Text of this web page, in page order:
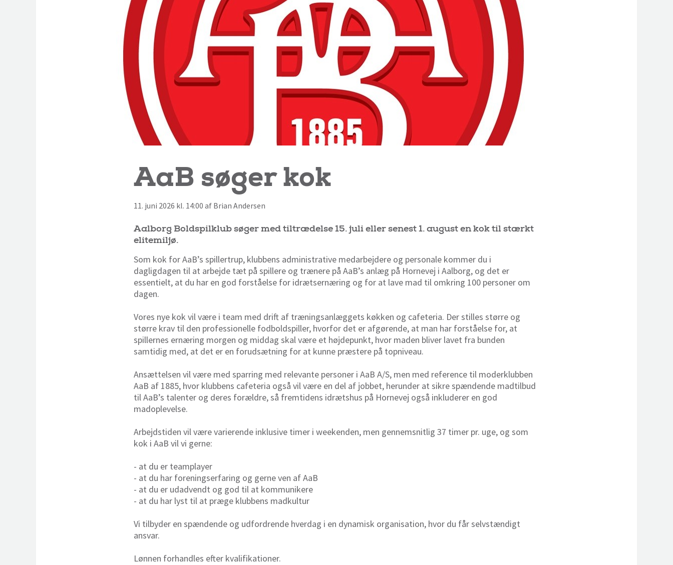
AaB søger kok
11. juni 2026 kl. 14:00 af Brian Andersen
Aalborg Boldspilklub søger med tiltrædelse 15. juli eller senest 1. august en kok til stærkt
elitemiljø.
Som kok for AaB’s spillertrup, klubbens administrative medarbejdere og personale kommer du i
dagligdagen til at arbejde tæt på spillere og trænere på AaB’s anlæg på Hornevej i Aalborg, og det er
essentielt, at du har en god forståelse for idrætsernæring og for at lave mad til omkring 100 personer om
dagen.
Vores nye kok vil være i team med drift af træningsanlæggets køkken og cafeteria. Der stilles større og
større krav til den professionelle fodboldspiller, hvorfor det er afgørende, at man har forståelse for, at
spillernes ernæring morgen og middag skal være et højdepunkt, hvor maden bliver lavet fra bunden
samtidig med, at det er en forudsætning for at kunne præstere på topniveau.
Ansættelsen vil være med sparring med relevante personer i AaB A/S, men med reference til moderklubben
AaB af 1885, hvor klubbens cafeteria også vil være en del af jobbet, herunder at sikre spændende madtilbud
til AaB’s talenter og deres forældre, så fremtidens idrætshus på Hornevej også inkluderer en god
madoplevelse.
Arbejdstiden vil være varierende inklusive timer i weekenden, men gennemsnitlig 37 timer pr. uge, og som
kok i AaB vil vi gerne:
- at du er teamplayer
- at du har foreningserfaring og gerne ven af AaB
- at du er udadvendt og god til at kommunikere
- at du har lyst til at præge klubbens madkultur
Vi tilbyder en spændende og udfordrende hverdag i en dynamisk organisation, hvor du får selvstændigt
ansvar.
Lønnen forhandles efter kvalifikationer.